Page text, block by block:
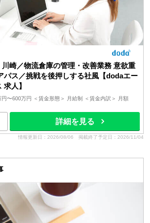
川崎／物流倉庫の管理・改善業務 意欲重
パス／挑戦を後押しする社風【dodaエー
人】
円〜600万円 ＜賃金形態＞ 月給制 ＜賃金内訳＞ 月額
289,000円 固定残業手当/...
詳細を見る
情報更新日：2026/08/06 掲載終了予定日：2026/11/04